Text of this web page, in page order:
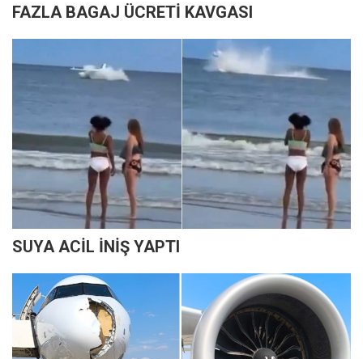
FAZLA BAGAJ ÜCRETİ KAVGASI
SUYA ACİL İNİŞ YAPTI